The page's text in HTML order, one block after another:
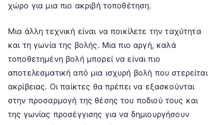
χώρο για μια πιο ακριβή τοποθέτηση.
Μια άλλη τεχνική είναι να ποικίλετε την ταχύτητα
και τη γωνία της βολής. Μια πιο αργή, καλά
τοποθετημένη βολή μπορεί να είναι πιο
αποτελεσματική από μια ισχυρή βολή που στερείται
ακρίβειας. Οι παίκτες θα πρέπει να εξασκούνται
στην προσαρμογή της θέσης του ποδιού τους και
της γωνίας προσέγγισης για να δημιουργήσουν